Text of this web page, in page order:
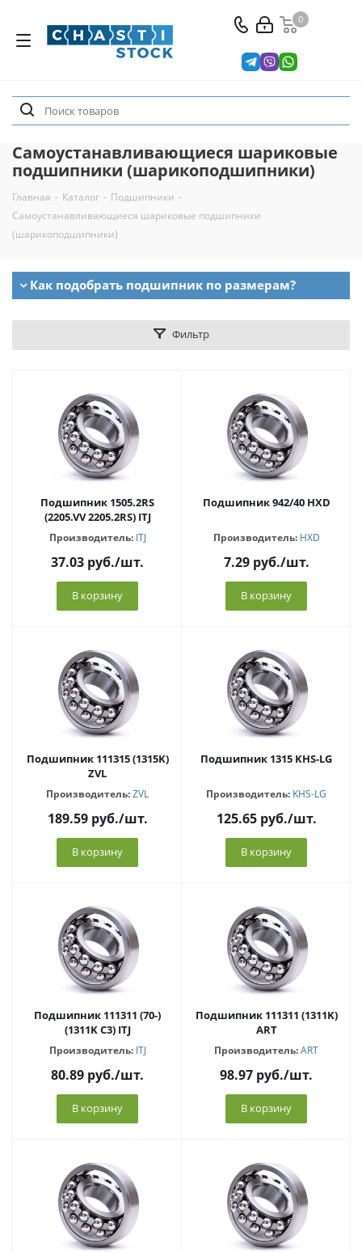
0
Самоустанавливающиеся шариковые
подшипники (шарикоподшипники)
Главная - Каталог - Подшипники -
Самоустанавливающиеся шариковые подшипники
(шарикоподшипники)
Как подобрать подшипник по размерам?
Фильтр
Подшипник 1505.2RS
(2205.VV 2205.2RS) ITJ
Производитель: ITJ
37.03 руб./шт.
В корзину
Подшипник 942/40 HXD
Производитель: HXD
7.29руб./шт.
В корзину
Подшипник 111315 (1315K)
ZVL
Производитель:ZVL
189.59руб./шт.
В корзину
Подшипник 1315 KHS-LG
Производитель: KHS-LG
125.65руб./шт.
В корзину
Подшипник 111311 (70-)
(1311K C3) ITJ
Производитель: ITJ
80.89 руб./шт.
В корзину
Подшипник 111311 (1311K)
ART
Производитель:ART
98.97 руб./шт.
В корзину